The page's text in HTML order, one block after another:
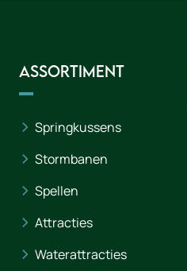
Assortiment
Springkussens
Stormbanen
Spellen
Attracties
Waterattracties